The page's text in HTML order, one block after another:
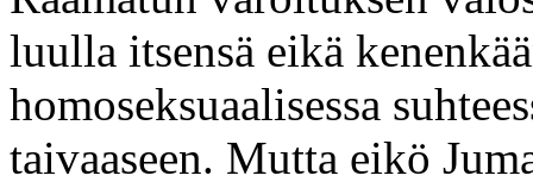
luulla itsensä eikä
homoseksuaalisessa
taivaaseen. Mutta eikö